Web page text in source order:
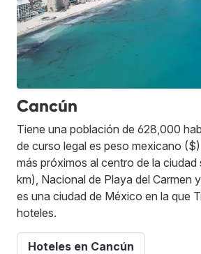
Cancún
Tiene una población de 628,000
de curso legal es peso mexicano
más próximos al centro de la ciudad
km), Nacional de Playa del Carmen
es una ciudad de México en la que
hoteles.
Hoteles en Cancún